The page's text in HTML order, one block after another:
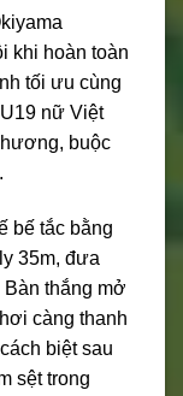
khi hoàn toàn
tối ưu cùng
nữ Việt
buộc
bế tắc bằng
35m, đưa
Bàn thắng mở
càng thanh
biệt sau
sệt trong